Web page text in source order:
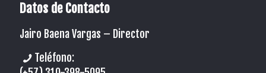
Datos de Contacto
Jairo Baena Vargas – Director
Teléfono: